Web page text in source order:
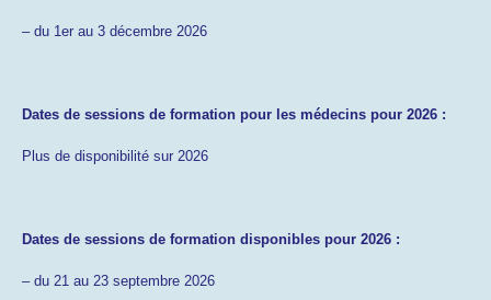
– du 1er au 3 décembre 2026
Dates de sessions de formation pour les médecins pour 2026 :
Plus de disponibilité sur 2026
Dates de sessions de formation disponibles pour 2026 :
– du 21 au 23 septembre 2026